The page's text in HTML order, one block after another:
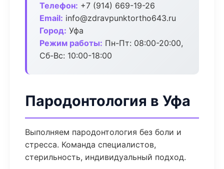
Телефон: +7 (914) 669-19-26
Email: info@zdravpunktortho643.ru
Город: Уфа
Режим работы: Пн-Пт: 08:00-20:00,
Сб-Вс: 10:00-18:00
Пародонтология в Уфа
Выполняем пародонтология без боли и
стресса. Команда специалистов,
стерильность, индивидуальный подход.